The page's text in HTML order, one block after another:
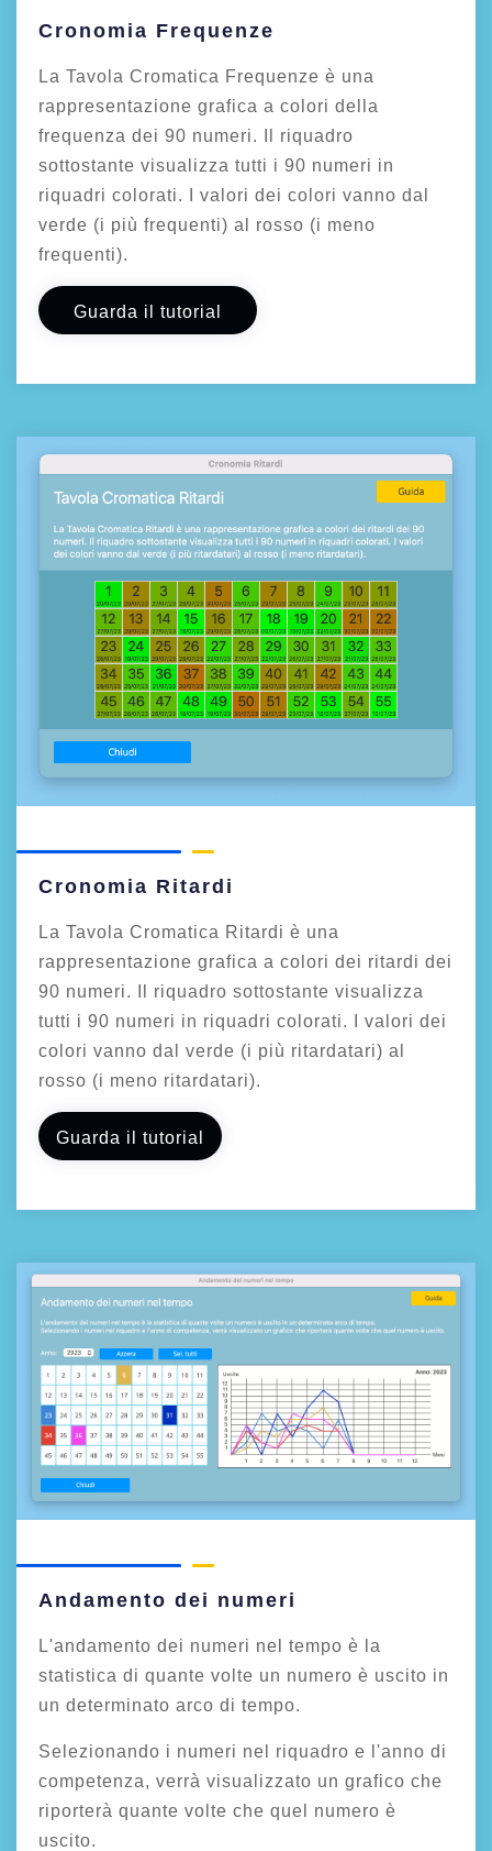
Cronomia Frequenze
La Tavola Cromatica Frequenze è una
rappresentazione grafica a colori della
frequenza dei 90 numeri. Il riquadro
sottostante visualizza tutti i 90 numeri in
riquadri colorati. I valori dei colori vanno dal
verde (i più frequenti) al rosso (i meno
frequenti).
Cronomia Ritardi
La Tavola Cromatica Ritardi è una
rappresentazione grafica a colori dei ritardi dei
90 numeri. Il riquadro sottostante visualizza
tutti i 90 numeri in riquadri colorati. I valori dei
colori vanno dal verde (i più ritardatari) al
rosso (i meno ritardatari).
Andamento dei numeri
L'andamento dei numeri nel tempo è la
statistica di quante volte un numero è uscito in
un determinato arco di tempo.
Selezionando i numeri nel riquadro e l'anno di
competenza, verrà visualizzato un grafico che
riporterà quante volte che quel numero è
uscito.